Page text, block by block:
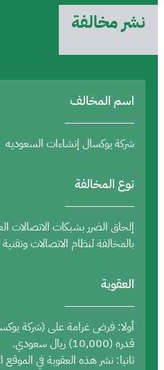
نشر مخالفة
اسم المخالف
شركة يوكسال إنشاءات السعوديه
نوع المخالفة
إلحاق الضرر بشبكات الاتصالات
بالمخالفة لنظام الاتصالات
العقوبة
أولا: فرض غرامة على (شركة
قدره (10,000) ريال سعودي.
ثانيا: نشر هذه العقوبة في الموقع